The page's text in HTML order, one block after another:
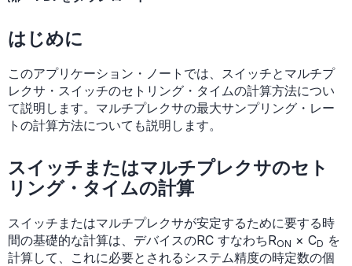
はじめに
このアプリケーション・ノートでは、スイッチとマルチプ
レクサ・スイッチのセトリング・タイムの計算方法につい
て説明します。マルチプレクサの最大サンプリング・レー
トの計算方法についても説明します。
スイッチまたはマルチプレクサのセト
リング・タイムの計算
スイッチまたはマルチプレクサが安定するために要する時
間の基礎的な計算は、デバイスのRC すなわちRON × CD を
計算して、これに必要とされるシステム精度の時定数の個